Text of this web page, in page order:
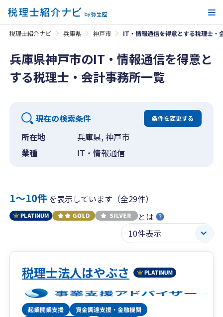
税理士紹介ナビ 兵庫県 神戸市 IT・情報通信を得意とする税理士・
兵庫県神戸市のIT・情報通信を得意と
する税理士・会計事務所一覧
現在の検索条件 条件を変更する
所在地
兵庫県, 神戸市
業種
IT・情報通信
1〜10件を表示しています（全29件）
とは
税理士法人はやぶさ